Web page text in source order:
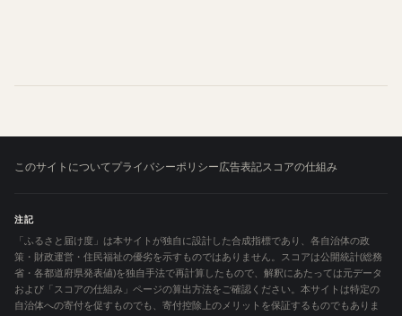
このサイトについてプライバシーポリシー広告表記スコアの仕組み
注記
「ふるさと届け度」は本サイトが独自に設計した合成指標であり、各自治体の政
策・財政運営・住民福祉の優劣を示すものではありません。スコアは公開統計(総務
省・各都道府県発表値)を独自手法で再計算したもので、解釈にあたっては元データ
および「スコアの仕組み」ページの算出方法をご確認ください。本サイトは特定の
自治体への寄付を促すものでも、寄付控除上のメリットを保証するものでもありま